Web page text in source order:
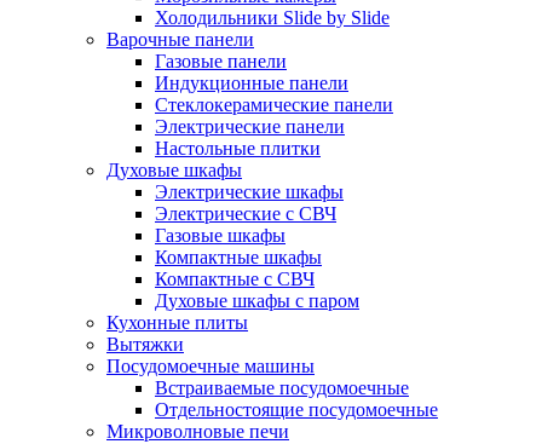
Холодильники Slide by Slide
Варочные панели
Газовые панели
Индукционные панели
Стеклокерамические панели
Электрические панели
Настольные плитки
Духовые шкафы
Электрические шкафы
Электрические с СВЧ
Газовые шкафы
Компактные шкафы
Компактные с СВЧ
Духовые шкафы с паром
Кухонные плиты
Вытяжки
Посудомоечные машины
Встраиваемые посудомоечные
Отдельностоящие посудомоечные
Микроволновые печи